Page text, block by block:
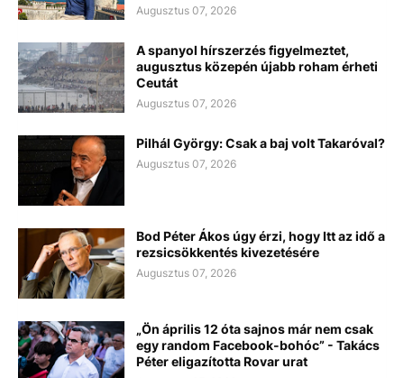
Augusztus 07, 2026
A spanyol hírszerzés figyelmeztet,
augusztus közepén újabb roham érheti
Ceutát
Augusztus 07, 2026
Pilhál György: Csak a baj volt Takaróval?
Augusztus 07, 2026
Bod Péter Ákos úgy érzi, hogy Itt az idő a
rezsicsökkentés kivezetésére
Augusztus 07, 2026
„Ön április 12 óta sajnos már nem csak
egy random Facebook-bohóc” - Takács
Péter eligazította Rovar urat